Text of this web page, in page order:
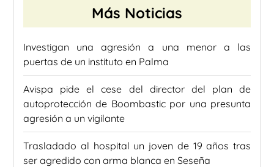
Más Noticias
Investigan una agresión a una menor a las
puertas de un instituto en Palma
Avispa pide el cese del director del plan de
autoprotección de Boombastic por una presunta
agresión a un vigilante
Trasladado al hospital un joven de 19 años tras
ser agredido con arma blanca en Seseña